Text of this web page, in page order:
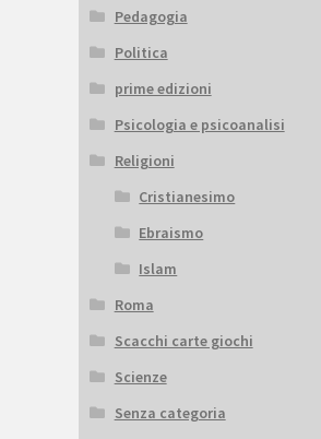
Pedagogia
Politica
prime edizioni
Psicologia e psicoanalisi
Religioni
Cristianesimo
Ebraismo
Islam
Roma
Scacchi carte giochi
Scienze
Senza categoria